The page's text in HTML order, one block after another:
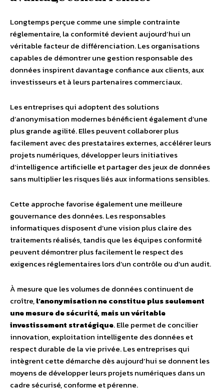
Longtemps perçue comme une simple contrainte
réglementaire, la conformité devient aujourd’hui un
véritable facteur de différenciation. Les organisations
capables de démontrer une gestion responsable des
données inspirent davantage confiance aux clients, aux
investisseurs et à leurs partenaires commerciaux.
Les entreprises qui adoptent des solutions
d’anonymisation modernes bénéficient également d’une
plus grande agilité. Elles peuvent collaborer plus
facilement avec des prestataires externes, accélérer leurs
projets numériques, développer leurs initiatives
d’intelligence artificielle et partager des jeux de données
sans multiplier les risques liés aux informations sensibles.
Cette approche favorise également une meilleure
gouvernance des données. Les responsables
informatiques disposent d’une vision plus claire des
traitements réalisés, tandis que les équipes conformité
peuvent démontrer plus facilement le respect des
exigences réglementaires lors d’un contrôle ou d’un audit.
À mesure que les volumes de données continuent de
croître,l’anonymisation ne constitue plus seulement
une mesure de sécurité, mais un véritable
investissement stratégique. Elle permet de concilier
innovation, exploitation intelligente des données et
respect durable de la vie privée. Les entreprises qui
intègrent cette démarche dès aujourd’hui se donnent les
moyens de développer leurs projets numériques dans un
cadre sécurisé, conforme et pérenne.